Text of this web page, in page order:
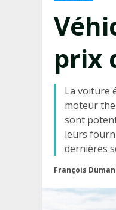
prix
La voiture
moteur
sont
leurs
dernières
François